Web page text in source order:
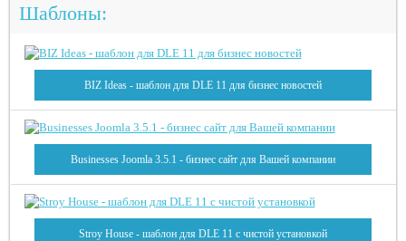
Шаблоны:
BIZ Ideas - шаблон для DLE 11 для бизнес новостей
Businesses Joomla 3.5.1 - бизнес сайт для Вашей компании
Stroy House - шаблон для DLE 11 с чистой установкой